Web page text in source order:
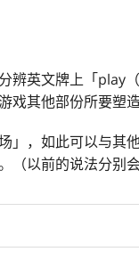
辨英文牌上「play
戏其他部份所要塑造
」，如此可以与其
（以前的说法分别